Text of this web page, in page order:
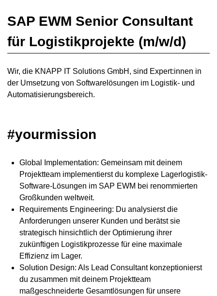
SAP EWM Senior Consultant
für Logistikprojekte (m/w/d)
Wir, die KNAPP IT Solutions GmbH, sind Expert:innen in
der Umsetzung von Softwarelösungen im Logistik- und
Automatisierungsbereich.
#yourmission
Global Implementation: Gemeinsam mit deinem
Projektteam implementierst du komplexe Lagerlogistik-
Software-Lösungen im SAP EWM bei renommierten
Großkunden weltweit.
Requirements Engineering: Du analysierst die
Anforderungen unserer Kunden und berätst sie
strategisch hinsichtlich der Optimierung ihrer
zukünftigen Logistikprozesse für eine maximale
Effizienz im Lager.
Solution Design: Als Lead Consultant konzeptionierst
du zusammen mit deinem Projektteam
maßgeschneiderte Gesamtlösungen für unsere